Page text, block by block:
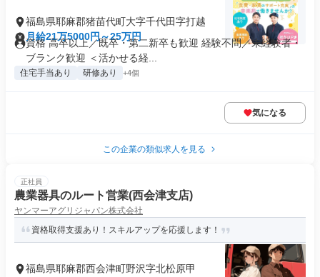
福島県耶麻郡猪苗代町大字千代田字打越
月給21万5000円～25万円
資格 高卒以上／既卒・第二新卒も歓迎 経験不問／未経験者・
ブランク歓迎 ＜活かせる経...
住宅手当あり 研修あり +4個
気になる
この企業の類似求人を見る
正社員
農業器具のルート営業(西会津支店)
ヤンマーアグリジャパン株式会社
資格取得支援あり！スキルアップを応援します！
福島県耶麻郡西会津町野沢字北松原甲